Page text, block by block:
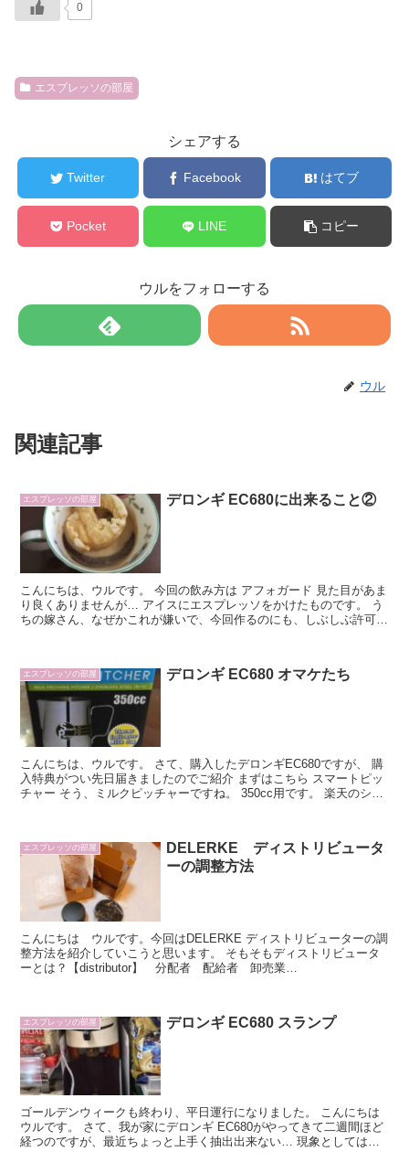
0
エスプレッソの部屋
シェアする
Twitter Facebook はてブ
Pocket LINE コピー
ウルをフォローする
ウル
関連記事
エスプレッソの部屋 デロンギ EC680に出来ること②
こんにちは、ウルです。 今回の飲み方は アフォガード 見た目があま
り良くありませんが… アイスにエスプレッソをかけたものです。 う
ちの嫁さん、なぜかこれが嫌いで、今回作るのにも、しぶしぶ許可し
エスプレッソの部屋 デロンギ EC680 オマケたち
こんにちは、ウルです。 さて、購入したデロンギEC680ですが、 購
入特典がつい先日届きましたのでご紹介 まずはこちら スマートピッ
チャー そう、ミルクピッチャーですね。 350cc用です。 楽天のショ
エスプレッソの部屋
DELERKE ディストリビュータ
ーの調整方法
こんにちは ウルです。今回はDELERKE ディストリビューターの調
整方法を紹介していこうと思います。 そもそもディストリビュータ
ーとは？【distributor】 分配者 配給者 卸売業
エスプレッソの部屋 デロンギ EC680 スランプ
ゴールデンウィークも終わり、平日運行になりました。 こんにちは
ウルです。 さて、我が家にデロンギ EC680がやってきて二週間ほど
経つのですが、最近ちょっと上手く抽出出来ない… 現象としては、